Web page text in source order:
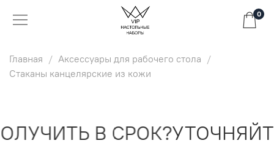
0
Главная
Аксессуары для рабочего стола
Стаканы канцелярские из кожи
В СРОК?